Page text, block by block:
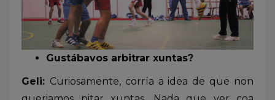
Gustábavos arbitrar xuntas?
Geli: Curiosamente, corría a idea de que non